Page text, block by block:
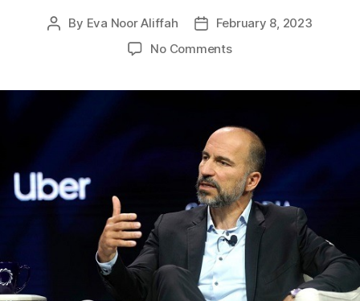
Post
By Eva Noor Aliffah
PostFebruary 8, 2023
No Commentson
Dara
Khosrowshahi